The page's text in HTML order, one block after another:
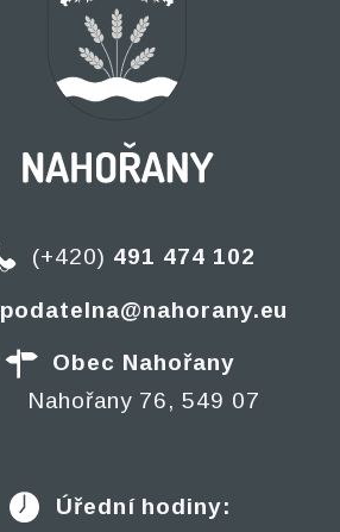
(+420) 491 474 102
podatelna@nahorany.eu
Obec Nahořany
Nahořany 76, 549 07
Úřední hodiny: